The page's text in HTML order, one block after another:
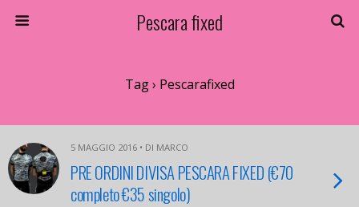
Pescara fixed
Tag › Pescarafixed
5 MAGGIO 2016 • DI MARCO
PRE ORDINI DIVISA PESCARA FIXED (€70
completo €35 singolo)